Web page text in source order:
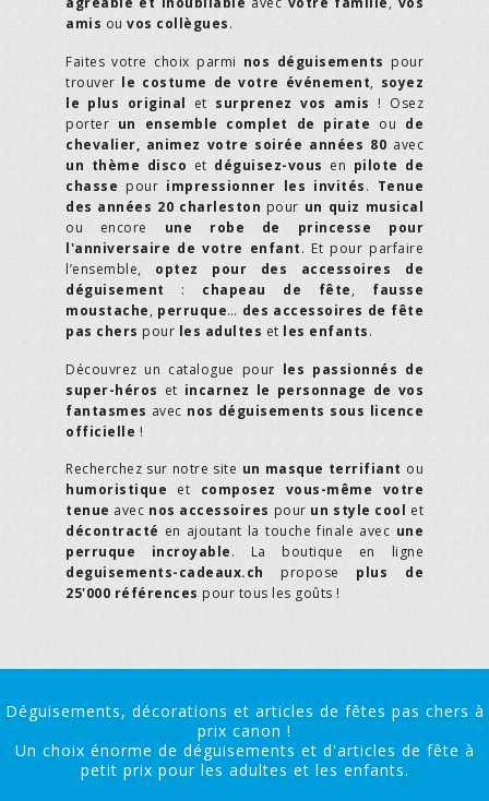
amis ou vos collègues.
Faites votre choix parmi nos déguisements pour
trouver le costume de votre événement, soyez
le plus original et surprenez vos amis ! Osez
porter un ensemble complet de pirate ou de
chevalier, animez votre soirée années 80 avec
un thème disco et déguisez-vous en pilote de
chasse pour impressionner les invités. Tenue
des années 20 charleston pour un quiz musical
ou encore une robe de princesse pour
l'anniversaire de votre enfant. Et pour parfaire
l’ensemble, optez pour des accessoires de
déguisement : chapeau de fête, fausse
moustache, perruque… des accessoires de fête
pas chers pour les adultes et les enfants.
Découvrez un catalogue pour les passionnés de
super-héros et incarnez le personnage de vos
fantasmes avec nos déguisements sous licence
officielle !
Recherchez sur notre site un masque terrifiant ou
humoristique et composez vous-même votre
tenue avec nos accessoires pour un style cool et
décontracté en ajoutant la touche finale avec une
perruque incroyable. La boutique en ligne
deguisements-cadeaux.ch propose plus de
25'000 références pour tous les goûts !
Déguisements, décorations et articles de fêtes pas chers à
prix canon !
Un choix énorme de déguisements et d'articles de fête à
petit prix pour les adultes et les enfants.